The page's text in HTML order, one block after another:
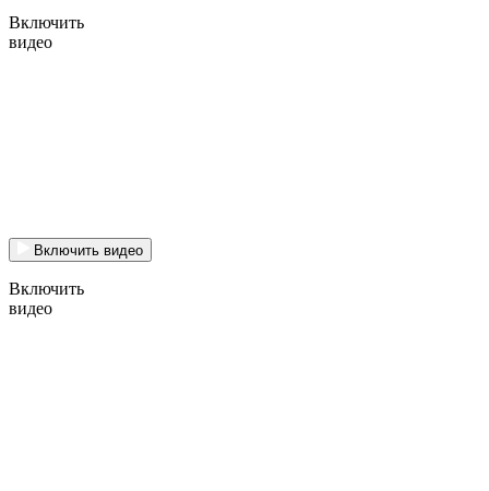
Включить
видео
Включить видео
Включить
видео